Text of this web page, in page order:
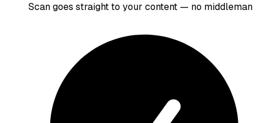
Scan goes straight to your content — no middleman